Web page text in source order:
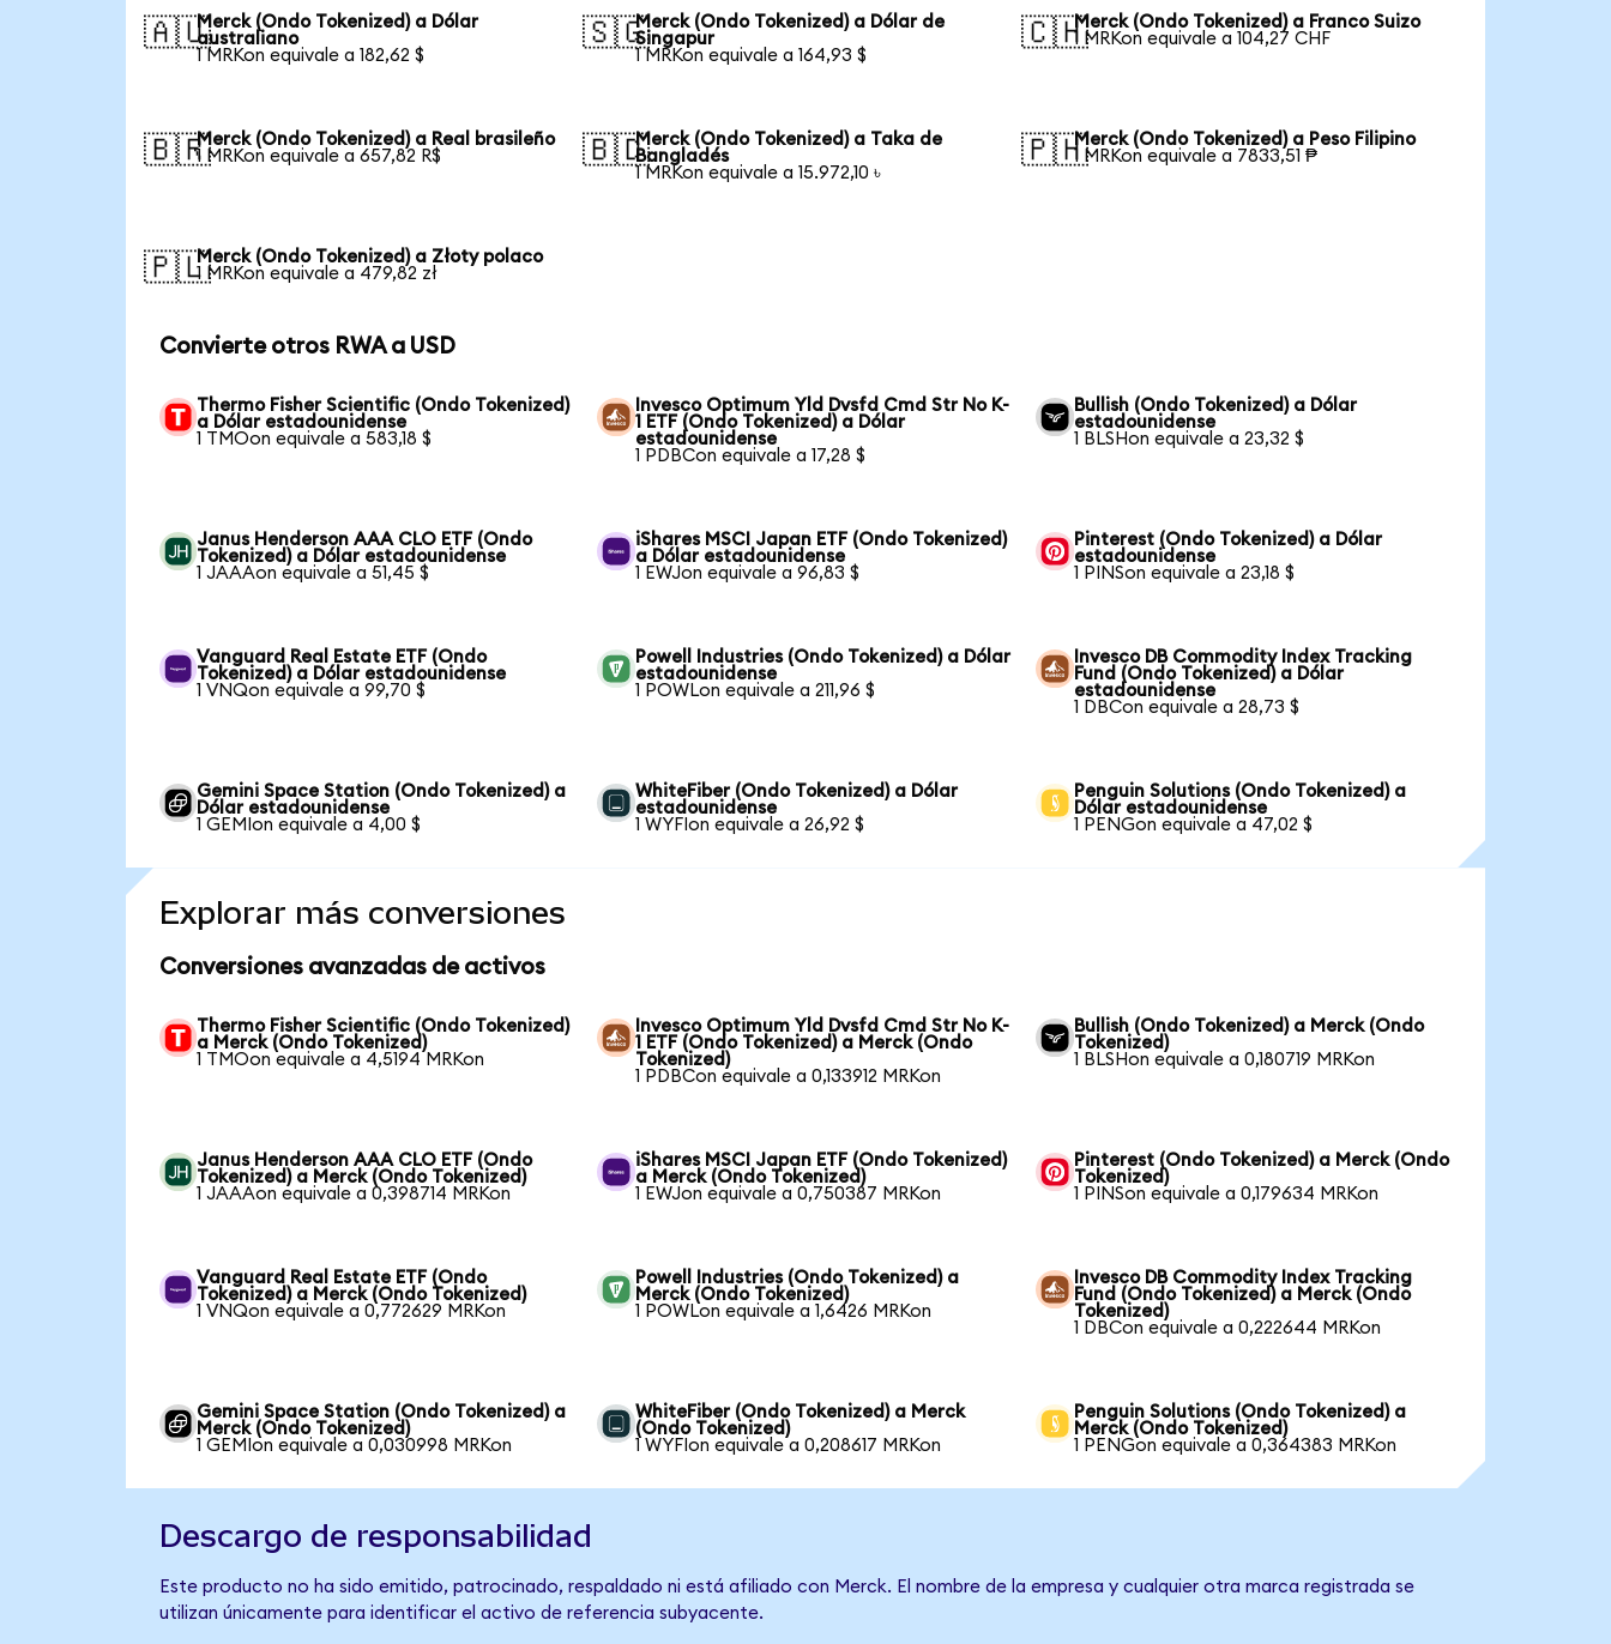
🇦🇺Merck (Ondo Tokenized) a Dólar
australiano
1 MRKon equivale a 182,62 $
🇸🇬Merck (Ondo Tokenized) a Dólar de
Singapur
1 MRKon equivale a 164,93 $
🇨🇭Merck (Ondo Tokenized) a Franco Suizo
1 MRKon equivale a 104,27 CHF
🇧🇷Merck (Ondo Tokenized) a Real brasileño
1 MRKon equivale a 657,82 R$
🇧🇩Merck (Ondo Tokenized) a Taka de
Bangladés
1 MRKon equivale a 15.972,10 ৳
🇵🇭Merck (Ondo Tokenized) a Peso Filipino
1 MRKon equivale a 7833,51 ₱
🇵🇱Merck (Ondo Tokenized) a Złoty polaco
1 MRKon equivale a 479,82 zł
Convierte otros RWA a USD
Thermo Fisher Scientific (Ondo Tokenized)
a Dólar estadounidense
1 TMOon equivale a 583,18 $
Invesco Optimum Yld Dvsfd Cmd Str No K-
1 ETF (Ondo Tokenized) a Dólar
estadounidense
1 PDBCon equivale a 17,28 $
Bullish (Ondo Tokenized) a Dólar
estadounidense
1 BLSHon equivale a 23,32 $
Janus Henderson AAA CLO ETF (Ondo
Tokenized) a Dólar estadounidense
1 JAAAon equivale a 51,45 $
iShares MSCI Japan ETF (Ondo Tokenized)
a Dólar estadounidense
1 EWJon equivale a 96,83 $
Pinterest (Ondo Tokenized) a Dólar
estadounidense
1 PINSon equivale a 23,18 $
Vanguard Real Estate ETF (Ondo
Tokenized) a Dólar estadounidense
1 VNQon equivale a 99,70 $
Powell Industries (Ondo Tokenized) a Dólar
estadounidense
1 POWLon equivale a 211,96 $
Invesco DB Commodity Index Tracking
Fund (Ondo Tokenized) a Dólar
estadounidense
1 DBCon equivale a 28,73 $
Gemini Space Station (Ondo Tokenized) a
Dólar estadounidense
1 GEMIon equivale a 4,00 $
WhiteFiber (Ondo Tokenized) a Dólar
estadounidense
1 WYFIon equivale a 26,92 $
Penguin Solutions (Ondo Tokenized) a
Dólar estadounidense
1 PENGon equivale a 47,02 $
Explorar más conversiones
Conversiones avanzadas de activos
Thermo Fisher Scientific (Ondo Tokenized)
a Merck (Ondo Tokenized)
1 TMOon equivale a 4,5194 MRKon
Invesco Optimum Yld Dvsfd Cmd Str No K-
1 ETF (Ondo Tokenized) a Merck (Ondo
Tokenized)
1 PDBCon equivale a 0,133912 MRKon
Bullish (Ondo Tokenized) a Merck (Ondo
Tokenized)
1 BLSHon equivale a 0,180719 MRKon
Janus Henderson AAA CLO ETF (Ondo
Tokenized) a Merck (Ondo Tokenized)
1 JAAAon equivale a 0,398714 MRKon
iShares MSCI Japan ETF (Ondo Tokenized)
a Merck (Ondo Tokenized)
1 EWJon equivale a 0,750387 MRKon
Pinterest (Ondo Tokenized) a Merck (Ondo
Tokenized)
1 PINSon equivale a 0,179634 MRKon
Vanguard Real Estate ETF (Ondo
Tokenized) a Merck (Ondo Tokenized)
1 VNQon equivale a 0,772629 MRKon
Powell Industries (Ondo Tokenized) a
Merck (Ondo Tokenized)
1 POWLon equivale a 1,6426 MRKon
Invesco DB Commodity Index Tracking
Fund (Ondo Tokenized) a Merck (Ondo
Tokenized)
1 DBCon equivale a 0,222644 MRKon
Gemini Space Station (Ondo Tokenized) a
Merck (Ondo Tokenized)
1 GEMIon equivale a 0,030998 MRKon
WhiteFiber (Ondo Tokenized) a Merck
(Ondo Tokenized)
1 WYFIon equivale a 0,208617 MRKon
Penguin Solutions (Ondo Tokenized) a
Merck (Ondo Tokenized)
1 PENGon equivale a 0,364383 MRKon
Descargo de responsabilidad
Este producto no ha sido emitido, patrocinado, respaldado ni está afiliado con Merck. El nombre de la empresa y cualquier otra marca registrada se
utilizan únicamente para identificar el activo de referencia subyacente.